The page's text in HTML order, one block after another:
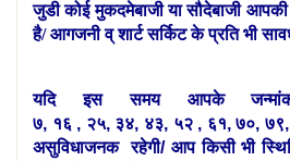
जुडी कोई मुकदमेबाजी या सौदेबाजी
है/ आगजनी व् शार्ट सर्किट के प्रति भी
यदि इस समय आपके
७, १६ , २५, ३४, ४३, ५२ , ६१, ७०,
असुविधाजनक रहेगी/ आप किसी भी